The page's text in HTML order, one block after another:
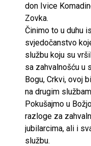
don Ivice
Zovka.
Činimo to u duhu
svjedočanstvo
službu koju su
sa zahvalnošću u
Bogu, Crkvi, ovoj
na drugim
Pokušajmo u
razloge za
jubilarcima, ali i
službu.